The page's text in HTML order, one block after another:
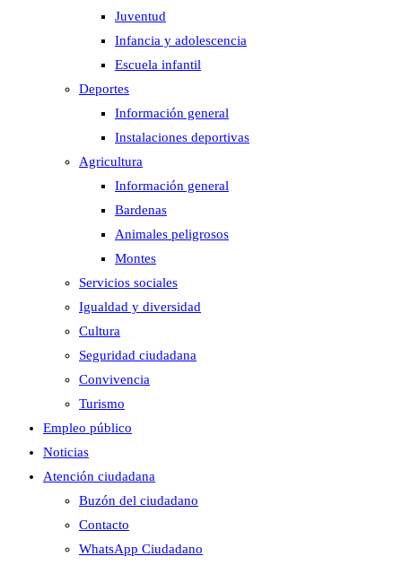
Juventud
Infancia y adolescencia
Escuela infantil
Deportes
Información general
Instalaciones deportivas
Agricultura
Información general
Bardenas
Animales peligrosos
Montes
Servicios sociales
Igualdad y diversidad
Cultura
Seguridad ciudadana
Convivencia
Turismo
Empleo público
Noticias
Atención ciudadana
Buzón del ciudadano
Contacto
WhatsApp Ciudadano